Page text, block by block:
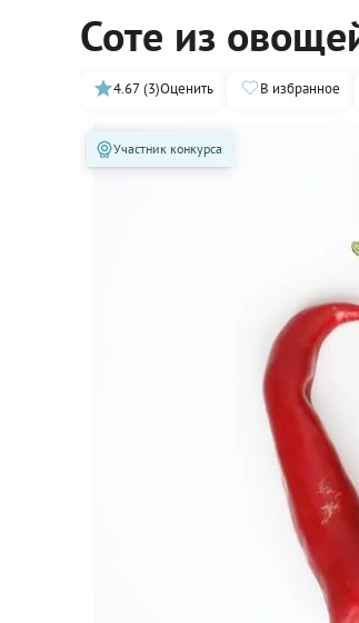
Соте из
4.67 (3)Оценить В избранное
Участник конкурса